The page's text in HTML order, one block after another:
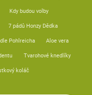
Kdy budou volby
7 pádů Honzy Dědka
Pohlreicha Aloe vera
Tvarohové knedlíky
koláč